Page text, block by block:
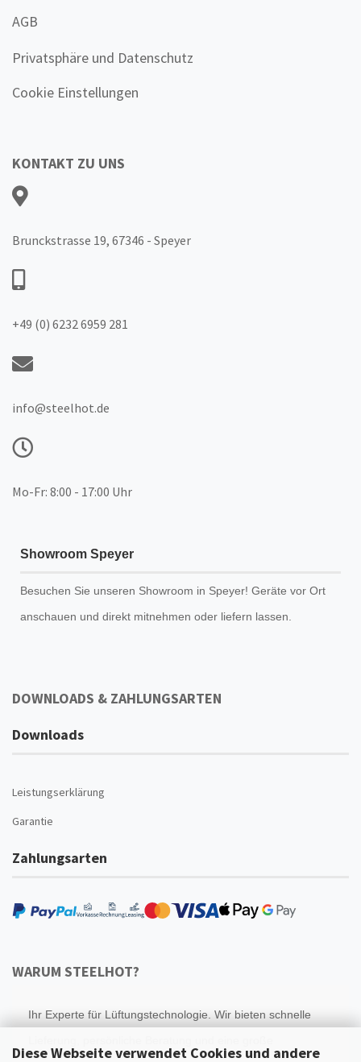
Diese Webseite verwendet Cookies und andere
AGB
Privatsphäre und Datenschutz
Cookie Einstellungen
KONTAKT ZU UNS
Brunckstrasse 19, 67346 - Speyer
+49 (0) 6232 6959 281
info@steelhot.de
Mo-Fr: 8:00 - 17:00 Uhr
Showroom Speyer
Besuchen Sie unseren Showroom in Speyer! Geräte vor Ort
anschauen und direkt mitnehmen oder liefern lassen.
DOWNLOADS & ZAHLUNGSARTEN
Downloads
Leistungserklärung
Garantie
Zahlungsarten
WARUM STEELHOT?
Ihr Experte für Lüftungstechnologie. Wir bieten schnelle